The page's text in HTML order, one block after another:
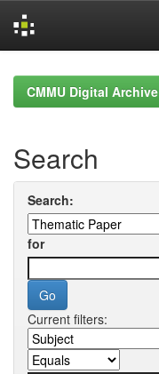
navigationCMMU Digital Archive
Search
Search:
for
Current filters: